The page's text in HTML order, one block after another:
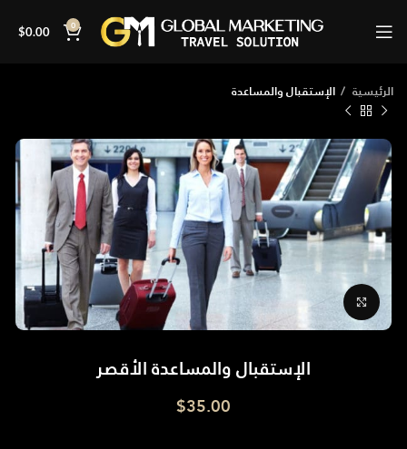
0
$0.00
الرئيسية الإستقبال والمساعدة
Click to enlarge
الإستقبال والمساعدة الأقصر
$35.00